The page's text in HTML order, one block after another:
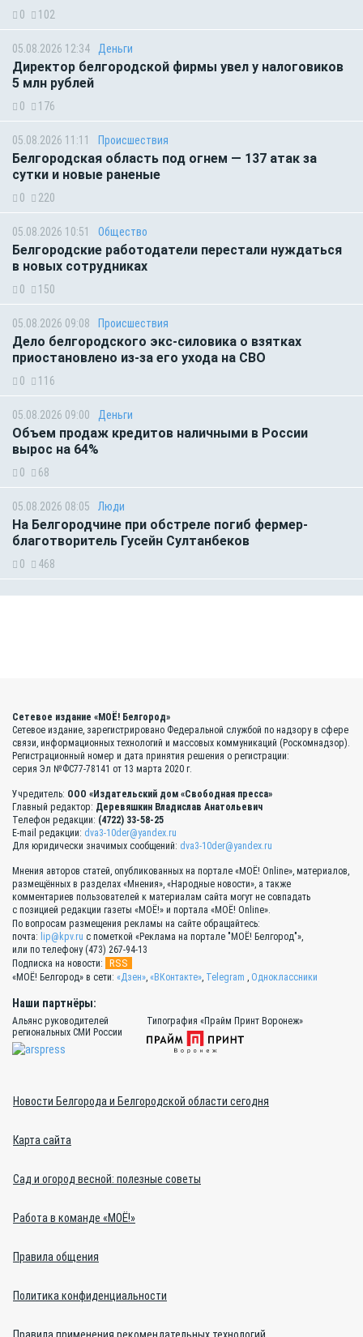
0 102
05.08.2026 12:34 Деньги
Директор белгородской фирмы увел у налоговиков
5 млн рублей
0 176
05.08.2026 11:11 Происшествия
Белгородская область под огнем — 137 атак за
сутки и новые раненые
0 220
05.08.2026 10:51 Общество
Белгородские работодатели перестали нуждаться
в новых сотрудниках
0 150
05.08.2026 09:08 Происшествия
Дело белгородского экс-силовика о взятках
приостановлено из-за его ухода на СВО
0 116
05.08.2026 09:00 Деньги
Объем продаж кредитов наличными в России
вырос на 64%
0 68
05.08.2026 08:05 Люди
На Белгородчине при обстреле погиб фермер-
благотворитель Гусейн Султанбеков
0 468
Сетевое издание «МОЁ! Белгород»
Сетевое издание, зарегистрировано Федеральной службой по надзору в сфере
связи, информационных технологий и массовых коммуникаций (Роскомнадзор).
Регистрационный номер и дата принятия решения о регистрации:
серия Эл №ФС77-78141 от 13 марта 2020 г.
Учредитель: ООО «Издательский дом «Свободная пресса»
Главный редактор: Деревяшкин Владислав Анатольевич
Телефон редакции: (4722) 33-58-25
E-mail редакции: dva3-10der@yandex.ru
Для юридически значимых сообщений: dva3-10der@yandex.ru
Мнения авторов статей, опубликованных на портале «МОЁ! Online», материалов,
размещённых в разделах «Мнения», «Народные новости», а также
комментариев пользователей к материалам сайта могут не совпадать
с позицией редакции газеты «МОЁ!» и портала «МОЁ! Online».
По вопросам размещения рекламы на сайте обращайтесь:
почта: lip@kpv.ru с пометкой «Реклама на портале "МОЁ! Белгород"»,
или по телефону (473) 267-94-13
Подписка на новости:
RSS
«МОЁ! Белгород» в сети: «Дзен», «ВКонтакте», Telegram , Одноклассники
Наши партнёры:
Альянс руководителей
региональных СМИ России
Типография «Прайм Принт Воронеж»
Новости Белгорода и Белгородской области сегодня
Карта сайта
Сад и огород весной: полезные советы
Работа в команде «МОЁ!»
Правила общения
Политика конфиденциальности